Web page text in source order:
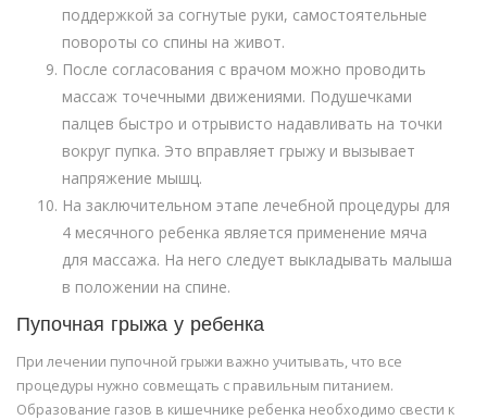
поддержкой за согнутые руки, самостоятельные
повороты со спины на живот.
После согласования с врачом можно проводить
массаж точечными движениями. Подушечками
палцев быстро и отрывисто надавливать на точки
вокруг пупка. Это вправляет грыжу и вызывает
напряжение мышц.
На заключительном этапе лечебной процедуры для
4 месячного ребенка является применение мяча
для массажа. На него следует выкладывать малыша
в положении на спине.
Пупочная грыжа у ребенка
При лечении пупочной грыжи важно учитывать, что все
процедуры нужно совмещать с правильным питанием.
Образование газов в кишечнике ребенка необходимо свести к